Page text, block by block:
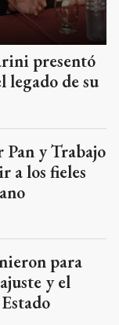
presentó
legado de su
y Trabajo
a los fieles
para
y el